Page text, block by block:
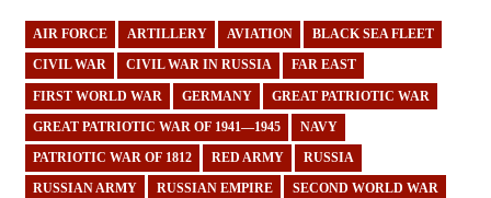
AIR FORCE ARTILLERY AVIATION BLACK SEA FLEET
CIVIL WAR CIVIL WAR IN RUSSIA FAR EAST
FIRST WORLD WAR GERMANY GREAT PATRIOTIC WAR
GREAT PATRIOTIC WAR OF 1941—1945 NAVY
PATRIOTIC WAR OF 1812 RED ARMY RUSSIA
RUSSIAN ARMY RUSSIAN EMPIRE SECOND WORLD WAR